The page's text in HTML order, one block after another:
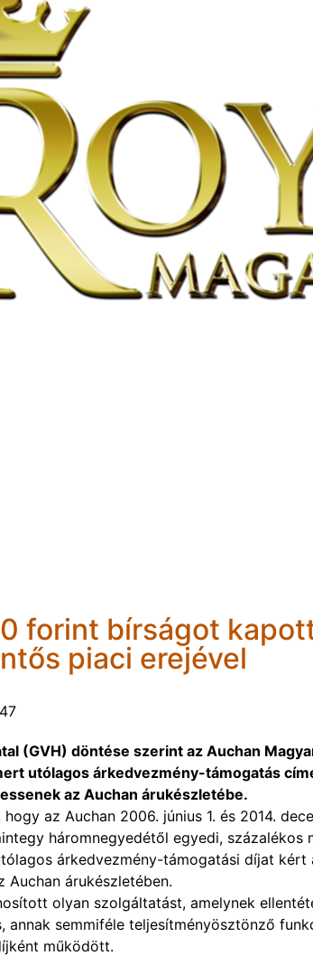
forint bírságot
piaci erejével
(GVH) döntése szerint az Auchan
utólagos árkedvezmény-támogatás
az Auchan árukészletébe.
az Auchan 2006. június 1. és 2014.
háromnegyedétől egyedi,
árkedvezmény-támogatási díjat
Auchan árukészletében.
olyan szolgáltatást, amelynek
annak semmiféle teljesítményösztönző
működött.